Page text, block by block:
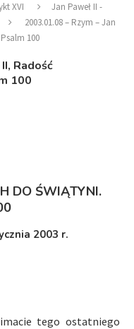
XVI
Jan Paweł II -
2003.01.08 – Rzym – Jan
100
Radość
100
DO ŚWIĄTYNI.
2003 r.
tego ostatniego